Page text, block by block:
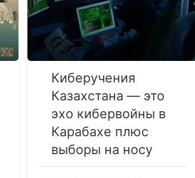
Киберучения
Казахстана — это
эхо кибервойны в
Карабахе плюс
выборы на носу